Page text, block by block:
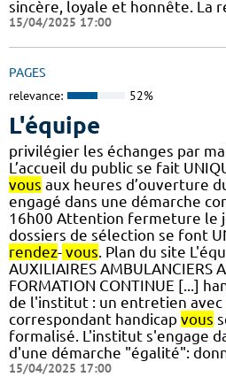
sincère, loyale et honnête. La
15/04/2025 17:00
PAGES
relevance: 52%
L'équipe
privilégier les échanges par
L’accueil du public se fait
vous aux heures d’ouverture
engagé dans une démarche
16h00 Attention fermeture le
dossiers de sélection se font
rendez- vous. Plan du site
AUXILIAIRES AMBULANCIERS
FORMATION CONTINUE [...]
de l'institut : un entretien avec
correspondant handicap vous
formalisé. L'institut s'engage
d'une démarche "égalité":
15/04/2025 17:00